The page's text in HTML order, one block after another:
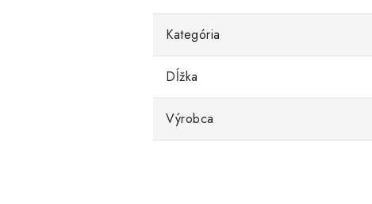
Kategória
Dĺžka
Výrobca